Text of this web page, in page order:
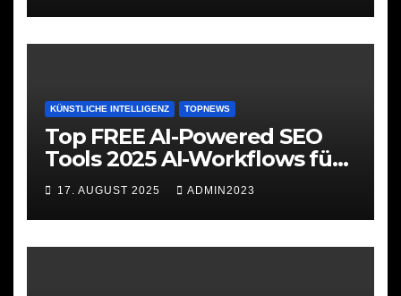
KÜNSTLICHE INTELLIGENZ TOPNEWS
Top FREE AI-Powered SEO
Tools 2025 AI-Workflows für
SEO
17. AUGUST 2025 ADMIN2023